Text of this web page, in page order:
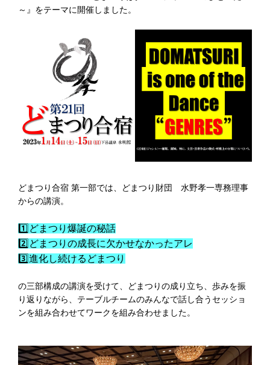
～』をテーマに開催しました。
どまつり合宿 第一部では、どまつり財団 水野孝一専務理事
からの講演。
1️⃣どまつり爆誕の秘話
2️⃣どまつりの成長に欠かせなかったアレ
3️⃣進化し続けるどまつり
の三部構成の講演を受けて、どまつりの成り立ち、歩みを振
り返りながら、テーブルチームのみんなで話し合うセッショ
ンを組み合わせてワークを組み合わせました。